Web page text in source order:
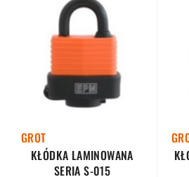
GROT
KŁÓDKA LAMINOWANA
SERIA S-015